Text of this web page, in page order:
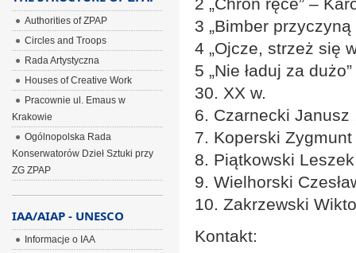
3 „Bimber
4 „Ojcze, strzeż się
5 „Nie ładuj za
30. XX w.
6. Czarnecki Janusz
7. Koperski Zygmunt
8. Piątkowski Leszek
9. Wielhorski
10. Zakrzewski
Kontakt:
Authorities of ZPAP
Circles and Troops
Rada Artystyczna
Houses of Creative Work
Pracownie ul. Emaus w
Krakowie
Ogólnopolska Rada
Konserwatorów Dzieł Sztuki przy
ZG ZPAP
IAA/AIAP - UNESCO
Informacje o IAA